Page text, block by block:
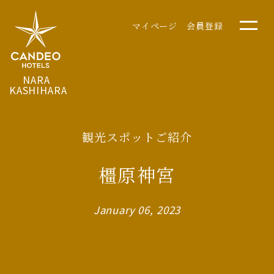
NARA
KASHIHARA
マイページ 会員登録
観光スポットご紹介
橿原神宮
January 06, 2023